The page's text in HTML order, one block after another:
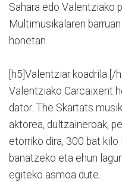
Sahara edo Valentziako
Multimusikalaren
honetan.
[h5]Valentziar koadrila [/
Valentziako Carcaixent
dator. The Skartats
aktorea, dultzaineroak,
etorriko dira, 300 bat
banatzeko eta ehun
egiteko asmoa dute.